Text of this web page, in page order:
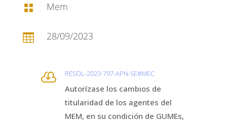
 Mem
 28/09/2023
 RESOL-2023-797-APN-SE#MEC
Autorízase los cambios de
titularidad de los agentes del
MEM, en su condición de GUMEs,